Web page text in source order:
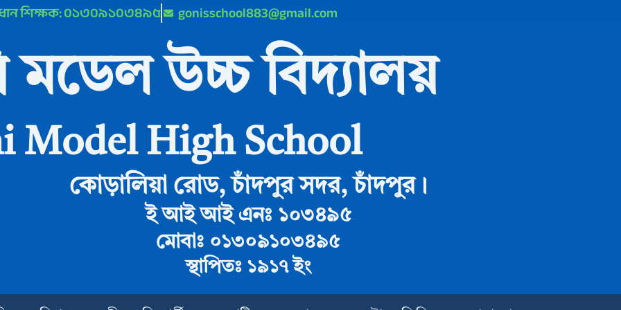
শিক্ষক: ০১৩০৯১০৩৪৯৫ gonisschool883@gmail.com
মডেল উচ্চ বিদ্যালয়
Model High School
কোড়ালিয়া রোড, চাঁদপুর সদর, চাঁদপুর।
ই আই আই এনঃ ১০৩৪৯৫
মোবাঃ ০১৩০৯১০৩৪৯৫
স্থাপিতঃ ১৯১৭ ইং